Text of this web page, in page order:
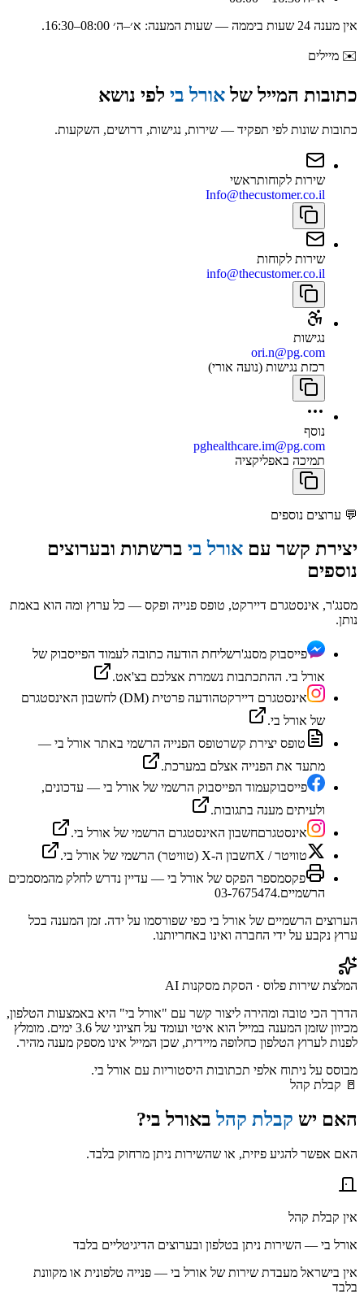
אין מענה 24 שעות ביממה — שעות המענה:
א׳–ה׳ 08:00–16:30 .
✉️ מיילים
כתובות המייל שלאורל בי לפי נושא
כתובות שונות לפי תפקיד — שירות, נגישות, דרושים, השקעות.
שירות לקוחותראשי
Info@thecustomer.co.il
שירות לקוחות
info@thecustomer.co.il
נגישות
ori.n@pg.com
רכזת נגישות (נועה אורי)
נוסף
pghealthcare.im@pg.com
תמיכה באפליקציה
💬 ערוצים נוספים
יצירת קשר עם אורל בי ברשתות ובערוצים
נוספים
מסנג'ר, אינסטגרם דיירקט, טופס פנייה ופקס — כל ערוץ ומה הוא באמת
נותן.
פייסבוק מסנג'רשליחת הודעה כתובה לעמוד הפייסבוק של
אורל בי. ההתכתבות נשמרת אצלכם בצ'אט.
אינסטגרם דיירקט
הודעה פרטית (DM) לחשבון האינסטגרם
של אורל בי.
טופס יצירת קשרטופס הפנייה הרשמי באתר אורל בי —
מתעד את הפנייה אצלם במערכת.
פייסבוקעמוד הפייסבוק הרשמי של אורל בי — עדכונים,
ולעיתים מענה בתגובות.
אינסטגרםחשבון האינסטגרם הרשמי של אורל בי.
טוויטר / X
חשבון ה-X (טוויטר) הרשמי של אורל בי.
פקסמספר הפקס של אורל בי — עדיין נדרש לחלק מהמסמכים
הרשמיים.03-7675474
הערוצים הרשמיים של אורל בי כפי שפורסמו על ידה. זמן המענה בכל
ערוץ נקבע על ידי החברה ואינו באחריותנו.
המלצת שירות פלוס · הסקת מסקנות AI
הדרך הכי טובה ומהירה ליצור קשר עם "אורל בי" היא באמצעות הטלפון,
מכיוון שזמן המענה במייל הוא איטי ועומד על חציוני של 3.6 ימים. מומלץ
לפנות לערוץ הטלפון כחלופה מיידית, שכן המייל אינו מספק מענה מהיר.
מבוסס על ניתוח אלפי תכתובות היסטוריות עם אורל בי.
🚪 קבלת קהל
האם יש קבלת קהל באורל בי?
האם אפשר להגיע פיזית, או שהשירות ניתן מרחוק בלבד.
אין קבלת קהל
אורל בי — השירות ניתן בטלפון ובערוצים הדיגיטליים בלבד
אין בישראל מעבדת שירות של אורל בי — פנייה טלפונית או מקוונת
בלבד